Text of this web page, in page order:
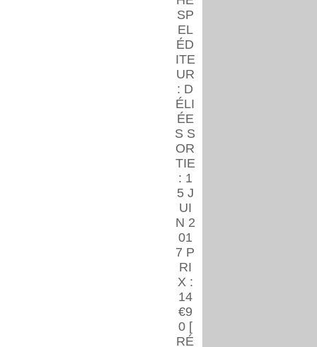
SP
EL
ÉD
ITE
UR
: D
ÉLI
ÉE
S S
OR
TIE
: 1
5 J
UI
N 2
01
7 P
RI
X :
14
€9
0 [
RÉ